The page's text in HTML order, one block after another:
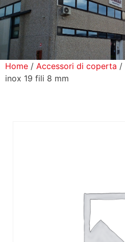
Prodotti
Home / Accessori di coperta /
inox 19 fili 8 mm